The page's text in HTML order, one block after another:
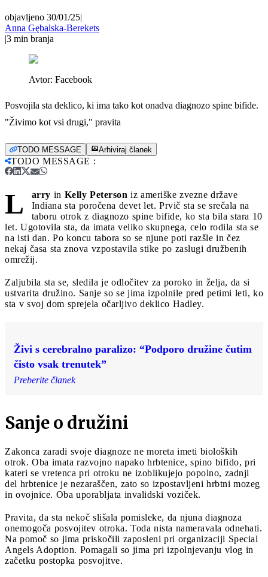
objavljeno 30/01/25|
Anna Gębalska-Berekets
|3 min branja
Avtor: Facebook
Posvojila sta deklico, ki ima tako kot onadva diagnozo spine bifide.
"Živimo kot vsi drugi," pravita
TODO MESSAGE Arhiviraj članek
TODO MESSAGE :
L arry in Kelly Peterson iz ameriške zvezne države
Indiana sta poročena devet let. Prvič sta se srečala na
taboru otrok z diagnozo spine bifide, ko sta bila stara 10
let. Ugotovila sta, da imata veliko skupnega, celo rodila sta se
na isti dan. Po koncu tabora so se njune poti razšle in čez
nekaj časa sta znova vzpostavila stike po zaslugi družbenih
omrežij.
Zaljubila sta se, sledila je odločitev za poroko in želja, da si
ustvarita družino. Sanje so se jima izpolnile pred petimi leti, ko
sta v svoj dom sprejela očarljivo deklico Hadley.
Živi s cerebralno paralizo: “Podporo družine čutim
čisto vsak trenutek”
Preberite članek
Sanje o družini
Zakonca zaradi svoje diagnoze ne moreta imeti bioloških
otrok. Oba imata razvojno napako hrbtenice, spino bifido, pri
kateri se vretenca pri otroku ne izoblikujejo popolno, zadnji
del hrbtenice je nezaraščen, zato so izpostavljeni hrbtni mozeg
in ovojnice. Oba uporabljata invalidski voziček.
Pravita, da sta nekoč slišala pomisleke, da njuna diagnoza
onemogoča posvojitev otroka. Toda nista nameravala odnehati.
Na pomoč so jima priskočili zaposleni pri organizaciji Special
Angels Adoption. Pomagali so jima pri izpolnjevanju vlog in
začetku postopka posvojitve.